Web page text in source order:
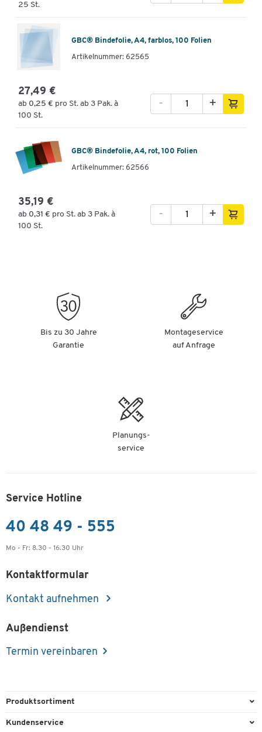
25 St.
GBC® Bindefolie, A4, farblos, 100 Folien
Artikelnummer: 62565
27,49 €
ab 0,25 € pro St. ab 3 Pak. à
100 St.
+
-
GBC® Bindefolie, A4, rot, 100 Folien
Artikelnummer: 62566
35,19 €
ab 0,31 € pro St. ab 3 Pak. à
100 St.
+
-
Bis zu 30 Jahre
Garantie
Montageservice
auf Anfrage
Planungs-
service
Service Hotline
40 48 49 - 555
Mo - Fr: 8.30 - 16.30 Uhr
Kontaktformular
Kontakt aufnehmen
Außendienst
Termin vereinbaren
Produktsortiment
Büroausstattung
Kundenservice